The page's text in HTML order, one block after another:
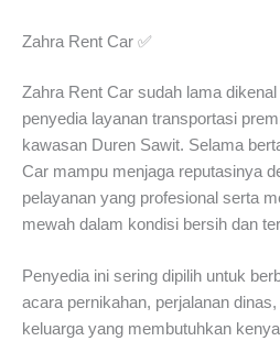
Zahra Rent Car ✅
Zahra Rent Car sudah lama
penyedia layanan transportasi
kawasan Duren Sawit. Selama
Car mampu menjaga reputasinya
pelayanan yang profesional serta
mewah dalam kondisi bersih dan
Penyedia ini sering dipilih untuk
acara pernikahan, perjalanan
keluarga yang membutuhkan